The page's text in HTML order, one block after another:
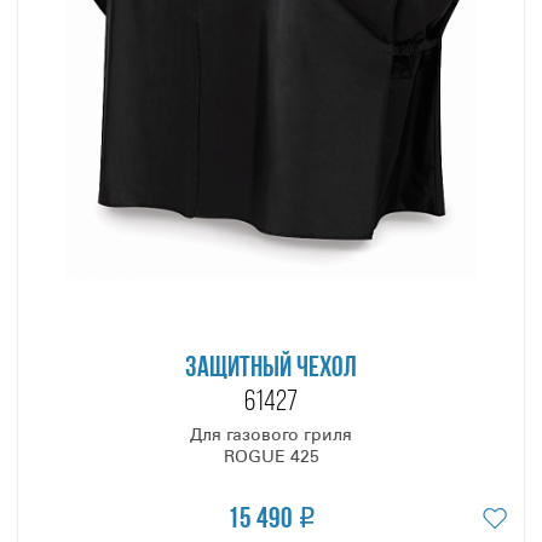
на всю площадь рабочей поверхности, не оставляя
холодных зон.
Над рабочей поверхностью предусмотрена
многофункциональная полка второго яруса глубиной 17,0
стали толщиной 2,0 мм., содержит специальные
конусообразные вырезы и множество отверстий
различной формы для размещения продуктов.
Такую полку очень удобно использовать, когда
ROGUE 425 SE Phantom оснащен задней горелкой
для вертела, мощностью 5,0 кВт. На опциональном
электрическом вертеле вы сможете приготовить
невероятно сочные и ароматные блюда с румяной
Если вы обнаружите в своём новом гриле Наполеон,
ЗАЩИТНЫЙ ЧЕХОЛ
61427
Для газового гриля
ROGUE 425
15 490